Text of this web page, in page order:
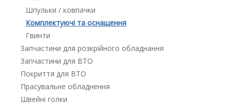
Шпульки / ковпачки
Комплектуючі та оснащення
Гвинти
Запчастини для розкрійного обладнання
Запчастини для ВТО
Покриття для ВТО
Прасувальне обладнення
Швейні голки